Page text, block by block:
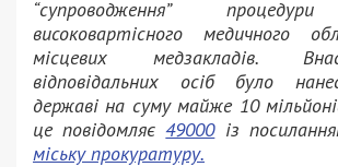
“супроводження” процедури
високовартісного медичного
місцевих медзакладів.
відповідальних осіб було
державі на суму майже 10
це повідомляє49000із
міську прокуратуру.